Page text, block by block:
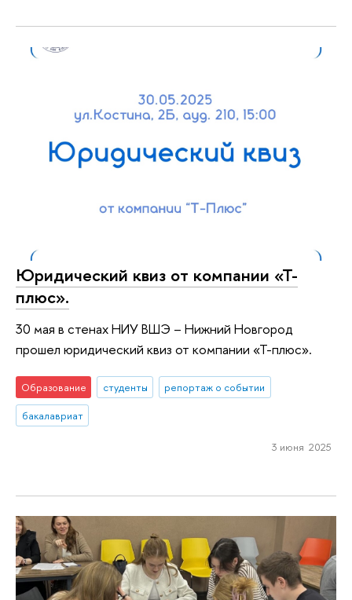
Юридический квиз от компании «Т-
плюс».
30 мая в стенах НИУ ВШЭ – Нижний Новгород
прошел юридический квиз от компании «Т-плюс».
Образование студенты
репортаж о событии
бакалавриат
3 июня 2025